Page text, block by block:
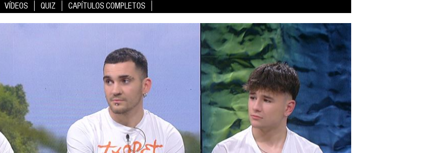
VÍDEOS QUIZ CAPÍTULOS COMPLETOS